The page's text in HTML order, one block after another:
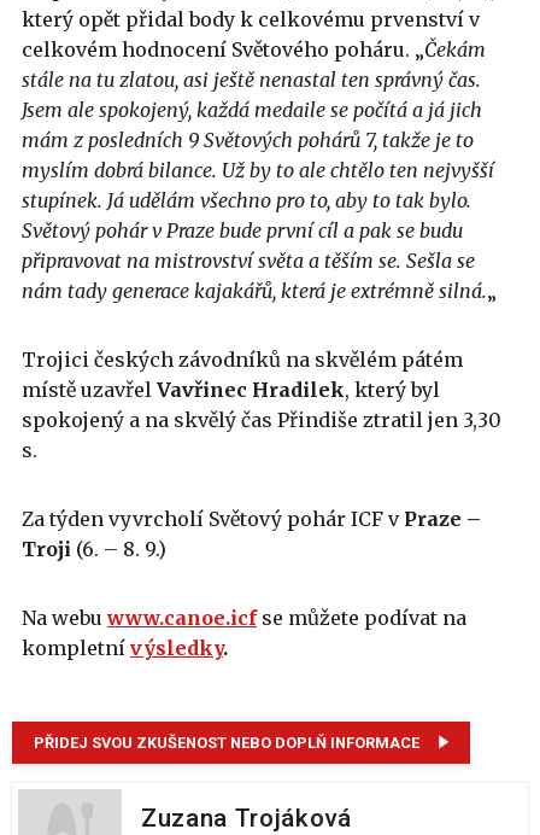
který opět přidal body k celkovému prvenství v
celkovém hodnocení Světového poháru. „Čekám
stále na tu zlatou, asi ještě nenastal ten správný čas.
Jsem ale spokojený, každá medaile se počítá a já jich
mám z posledních 9 Světových pohárů 7, takže je to
myslím dobrá bilance. Už by to ale chtělo ten nejvyšší
stupínek. Já udělám všechno pro to, aby to tak bylo.
Světový pohár v Praze bude první cíl a pak se budu
připravovat na mistrovství světa a těším se. Sešla se
nám tady generace kajakářů, která je extrémně silná.„
Trojici českých závodníků na skvělém pátém
místě uzavřel Vavřinec Hradilek, který byl
spokojený a na skvělý čas Přindiše ztratil jen 3,30
s.
Za týden vyvrcholí Světový pohár ICF vPraze –
Troji (6. – 8. 9.)
Na webuwww.canoe.icfse můžete podívat na
kompletní výsledky.
PŘIDEJ SVOU ZKUŠENOST NEBO DOPLŇ INFORMACE
Zuzana Trojáková